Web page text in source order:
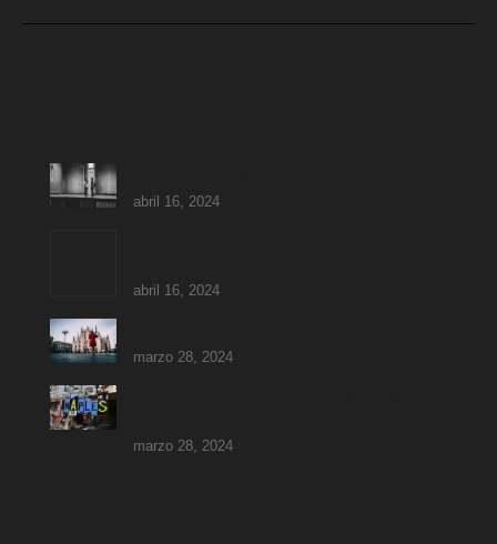
abril 16, 2024
abril 16, 2024
marzo 28, 2024
marzo 28, 2024